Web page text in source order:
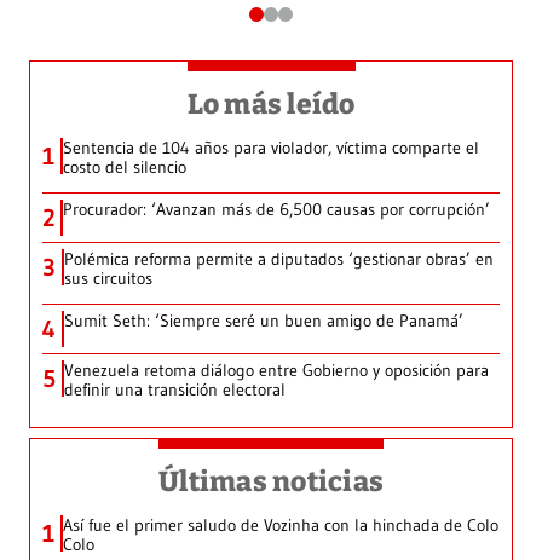
Lo más leído
1 Sentencia de 104 años para violador, víctima comparte el
costo del silencio
2 Procurador: ‘Avanzan más de 6,500 causas por corrupción’
3 Polémica reforma permite a diputados ‘gestionar obras’ en
sus circuitos
4 Sumit Seth: ‘Siempre seré un buen amigo de Panamá’
5 Venezuela retoma diálogo entre Gobierno y oposición para
definir una transición electoral
Últimas noticias
1 Así fue el primer saludo de Vozinha con la hinchada de Colo
Colo